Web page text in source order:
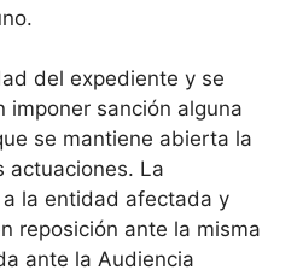
del expediente y se
imponer sanción alguna
se mantiene abierta la
actuaciones. La
la entidad afectada y
reposición ante la misma
ante la Audiencia